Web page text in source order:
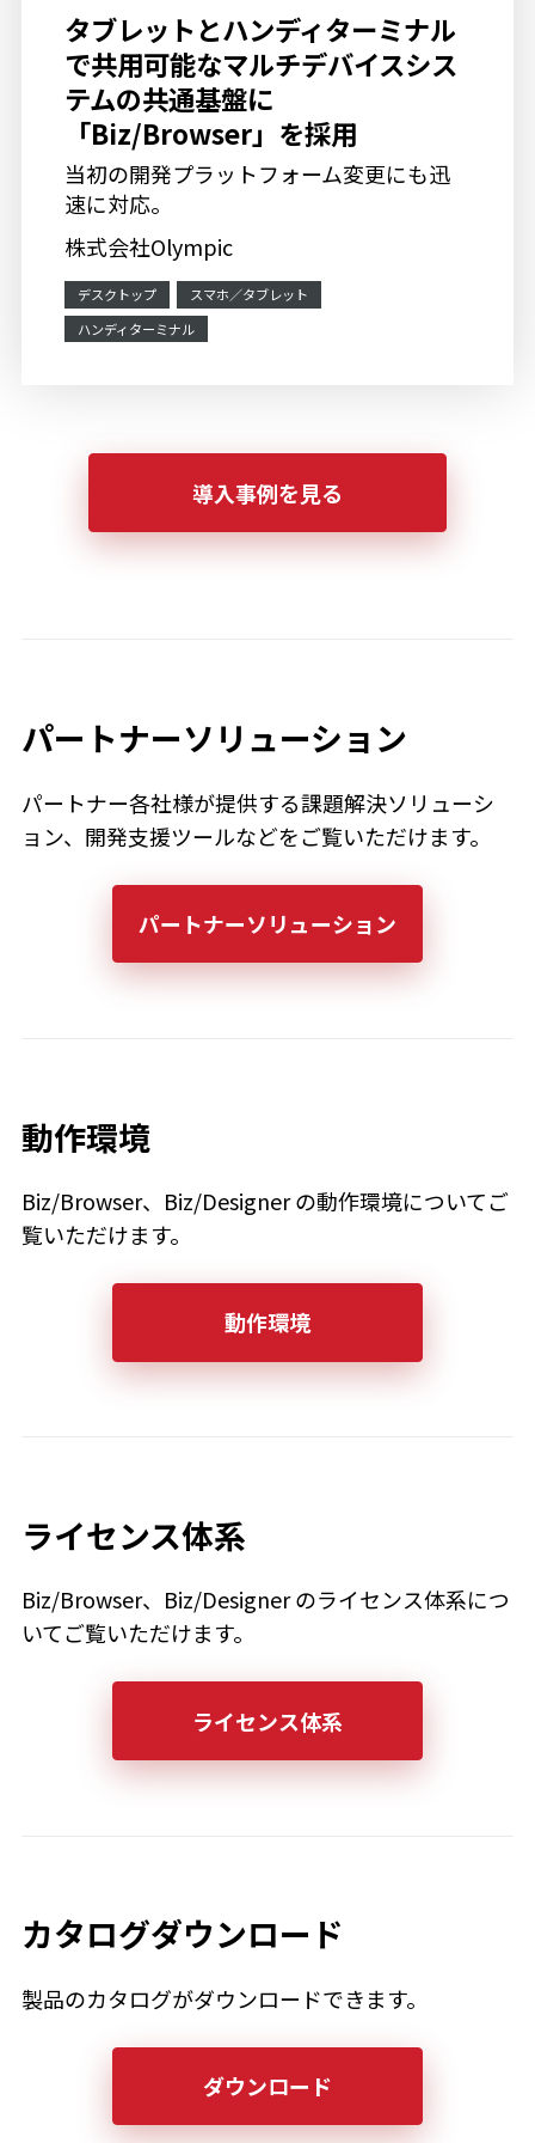
タブレットとハンディターミナル
で共用可能なマルチデバイスシス
テムの共通基盤に
「Biz/Browser」を採用
当初の開発プラットフォーム変更にも迅
速に対応。
株式会社Olympic
デスクトップ
スマホ／タブレット
ハンディターミナル
導入事例を見る
パートナーソリューション
パートナー各社様が提供する課題解決ソリューシ
ョン、開発支援ツールなどをご覧いただけます。
パートナーソリューション
動作環境
Biz/Browser、Biz/Designer の動作環境についてご
覧いただけます。
動作環境
ライセンス体系
Biz/Browser、Biz/Designer のライセンス体系につ
いてご覧いただけます。
ライセンス体系
カタログダウンロード
製品のカタログがダウンロードできます。
ダウンロード